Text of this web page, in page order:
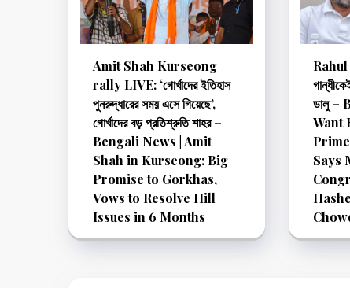
Amit Shah Kurseong
rally LIVE: ‘গোর্খাদের ইতিহাস
পুনরুদ্ধারের সময় এসে গিয়েছে’,
গোর্খাদের বড় প্রতিশ্রুতি শাহর –
Bengali News | Amit
Shah in Kurseong: Big
Promise to Gorkhas,
Vows to Resolve Hill
Issues in 6 Months
Rahul
ডালু –
Want
Says